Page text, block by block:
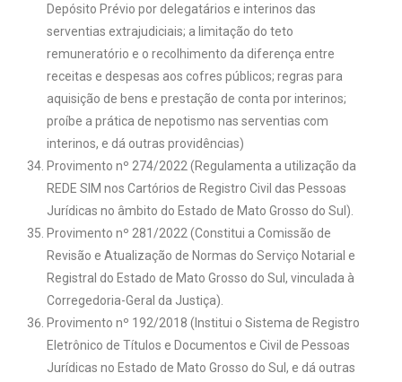
Depósito Prévio por delegatários e interinos das
serventias extrajudiciais; a limitação do teto
remuneratório e o recolhimento da diferença entre
receitas e despesas aos cofres públicos; regras para
aquisição de bens e prestação de conta por interinos;
proíbe a prática de nepotismo nas serventias com
interinos, e dá outras providências)
Provimento nº 274/2022 (Regulamenta a utilização da
REDE SIM nos Cartórios de Registro Civil das Pessoas
Jurídicas no âmbito do Estado de Mato Grosso do Sul).
Provimento nº 281/2022 (Constitui a Comissão de
Revisão e Atualização de Normas do Serviço Notarial e
Registral do Estado de Mato Grosso do Sul, vinculada à
Corregedoria-Geral da Justiça).
Provimento nº 192/2018 (Institui o Sistema de Registro
Eletrônico de Títulos e Documentos e Civil de Pessoas
Jurídicas no Estado de Mato Grosso do Sul, e dá outras